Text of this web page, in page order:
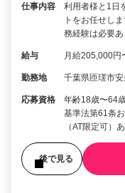
仕事内容
利用者様と1日
トをお任せし
務経験は必要
給与 月給205,000
勤務地 千葉県匝瑳市安
応募資格
年齢18歳〜64
基準法第61条
（AT限定可）
後で見る